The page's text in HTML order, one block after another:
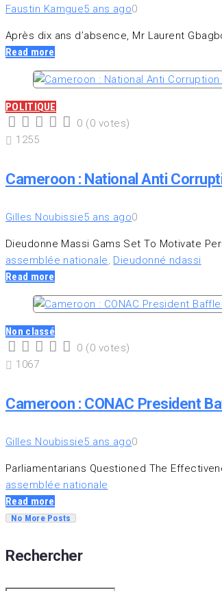
Faustin Kamgue5 ans ago0
Après dix ans d’absence, Mr Laurent
Read more
POLITIQUE
3
2
1
0 (0 votes)
1255
Cameroon : National Anti
Gilles Noubissie5 ans ago0
Dieudonne Massi Gams Set To Motivate
assemblée nationale, Dieudonné ndassi
Read more
Non classé
3
2
1
0 (0 votes)
1067
Cameroon : CONAC President
Gilles Noubissie5 ans ago0
Parliamentarians Questioned The
assemblée nationale
Read more
No More Posts
Rechercher